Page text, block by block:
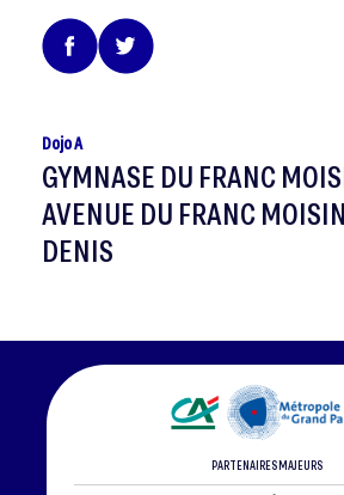
Dojo A
GYMNASE DU FRANC
AVENUE DU FRANC
DENIS
PARTENAIRES MAJEURS